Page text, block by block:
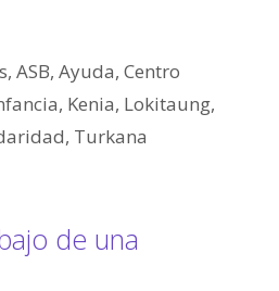
,ASB,Ayuda,Centro
, Kenia, Lokitaung,
, Turkana
de una